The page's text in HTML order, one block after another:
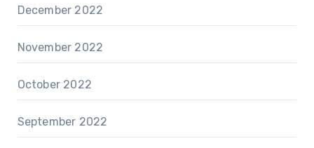
December 2022
November 2022
October 2022
September 2022